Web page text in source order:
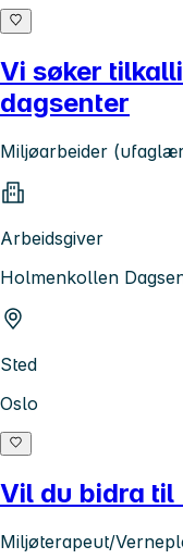
Vi søker
dagsenter
Miljøarbeider
Arbeidsgiver
Holmenkollen
Sted
Oslo
Vil du bidra til
Miljøterapeut/